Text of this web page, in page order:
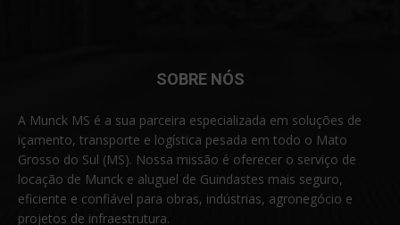
SOBRE NÓS
A Munck MS é a sua parceira especializada em soluções de
içamento, transporte e logística pesada em todo o Mato
Grosso do Sul (MS). Nossa missão é oferecer o serviço de
locação de Munck e aluguel de Guindastes mais seguro,
eficiente e confiável para obras, indústrias, agronegócio e
projetos de infraestrutura.